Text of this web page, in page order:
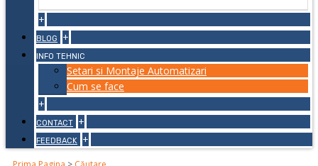
+
BLOG +
INFO TEHNIC
Setari si Montaje Automatizari
Cum se face
+
CONTACT +
FEEDBACK +